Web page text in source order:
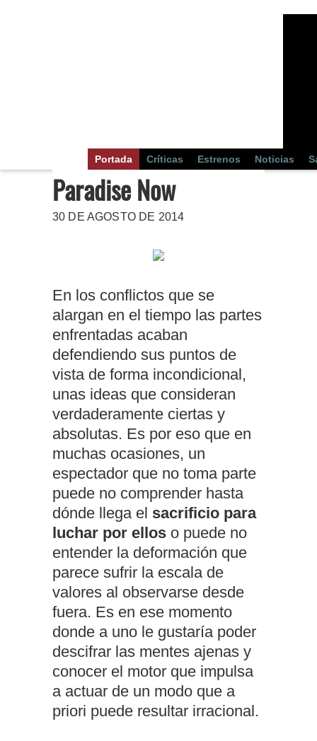
Portada Críticas Estrenos Noticias
Paradise Now
30 DE AGOSTO DE 2014
En los conflictos que se
alargan en el tiempo las partes
enfrentadas acaban
defendiendo sus puntos de
vista de forma incondicional,
unas ideas que consideran
verdaderamente ciertas y
absolutas. Es por eso que en
muchas ocasiones, un
espectador que no toma parte
puede no comprender hasta
dónde llega el sacrificio para
luchar por ellos o puede no
entender la deformación que
parece sufrir la escala de
valores al observarse desde
fuera. Es en ese momento
donde a uno le gustaría poder
descifrar las mentes ajenas y
conocer el motor que impulsa
a actuar de un modo que a
priori puede resultar irracional.